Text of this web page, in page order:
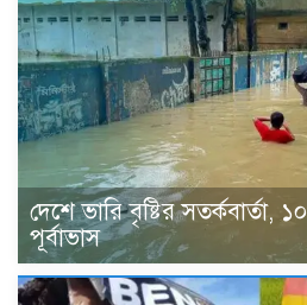
দেশে ভারি বৃষ্টির সতর্কবার্তা,
পূর্বাভাস